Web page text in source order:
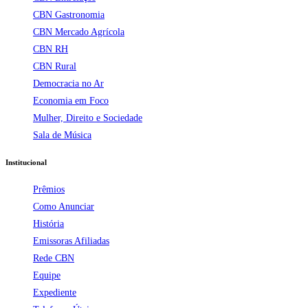
CBN Gastronomia
CBN Mercado Agrícola
CBN RH
CBN Rural
Democracia no Ar
Economia em Foco
Mulher, Direito e Sociedade
Sala de Música
Institucional
Prêmios
Como Anunciar
História
Emissoras Afiliadas
Rede CBN
Equipe
Expediente